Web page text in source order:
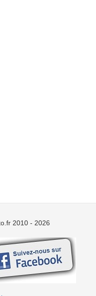
2010 - 2026